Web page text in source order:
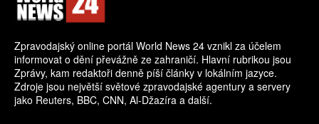
Zpravodajský online portál World News 24 vznikl za účelem
informovat o dění převážně ze zahraničí. Hlavní rubrikou jsou
Zprávy, kam redaktoři denně píší články v lokálním jazyce.
Zdroje jsou největší světové zpravodajské agentury a servery
jako Reuters, BBC, CNN, Al-Džazíra a další.